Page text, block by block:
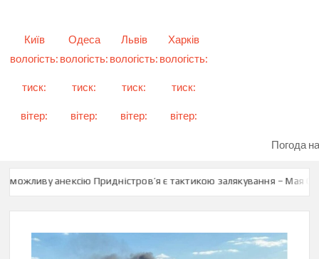
Київ
Одеса Львів
Харків
вологість:
тиск:
вітер:
вологість:
тиск:
вітер:
вологість:
тиск:
вітер:
вологість:
тиск:
вітер:
Погода
можливу анексію Придністров’я є тактикою залякування – Мая